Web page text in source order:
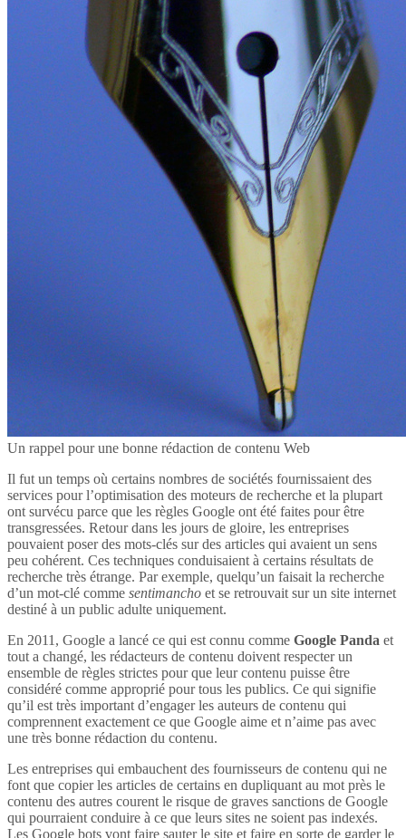
Un rappel pour une bonne rédaction de contenu Web
Il fut un temps où certains nombres de sociétés fournissaient des
services pour l’optimisation des moteurs de recherche et la plupart
ont survécu parce que les règles Google ont été faites pour être
transgressées. Retour dans les jours de gloire, les entreprises
pouvaient poser des mots-clés sur des articles qui avaient un sens
peu cohérent. Ces techniques conduisaient à certains résultats de
recherche très étrange. Par exemple, quelqu’un faisait la recherche
d’un mot-clé comme sentimancho et se retrouvait sur un site internet
destiné à un public adulte uniquement.
En 2011, Google a lancé ce qui est connu comme Google Panda et
tout a changé, les rédacteurs de contenu doivent respecter un
ensemble de règles strictes pour que leur contenu puisse être
considéré comme approprié pour tous les publics. Ce qui signifie
qu’il est très important d’engager les auteurs de contenu qui
comprennent exactement ce que Google aime et n’aime pas avec
une très bonne rédaction du contenu.
Les entreprises qui embauchent des fournisseurs de contenu qui ne
font que copier les articles de certains en dupliquant au mot près le
contenu des autres courent le risque de graves sanctions de Google
qui pourraient conduire à ce que leurs sites ne soient pas indexés.
Les Google bots vont faire sauter le site et faire en sorte de garder le